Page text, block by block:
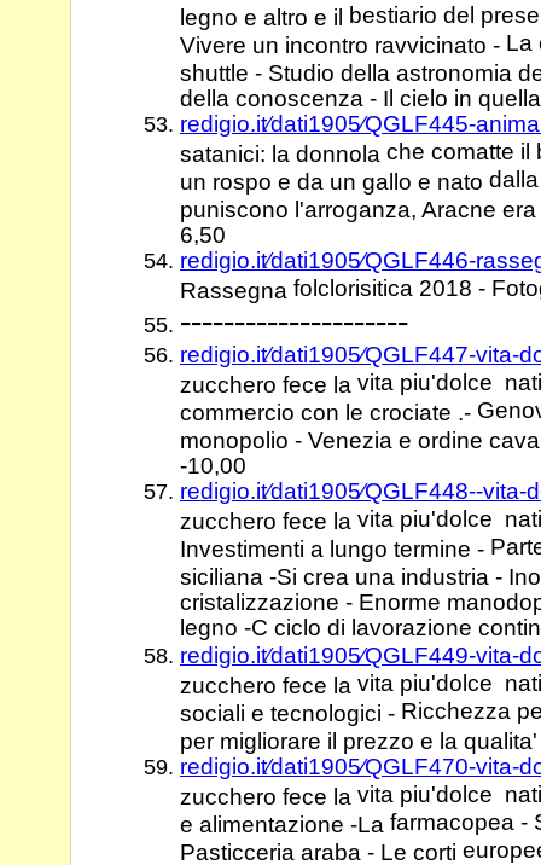
legno e altro e il bestiario del
Vivere un incontro ravvicinato - La
shuttle - Studio della astronomia
della conoscenza - Il cielo in
redigio.it⁄dati1905⁄QGLF445-
satanici: la donnola che comatte il
un rospo e da un gallo e nato
puniscono l'arroganza, Aracne
6,50
redigio.it⁄dati1905⁄QGLF446-
Rassegna folclorisitica 2018 -
---------------------
redigio.it⁄dati1905⁄QGLF447-vita-
zucchero fece la vita piu'dolce
commercio con le crociate .-
monopolio - Venezia e ordine
-10,00
redigio.it⁄dati1905⁄QGLF448--
zucchero fece la vita piu'dolce
Investimenti a lungo termine -
siciliana -Si crea una industria -
cristalizzazione - Enorme
legno -C ciclo di lavorazione
redigio.it⁄dati1905⁄QGLF449-vita-
zucchero fece la vita piu'dolce
sociali e tecnologici - Ricchezza
per migliorare il prezzo e la
redigio.it⁄dati1905⁄QGLF470-vita-
zucchero fece la vita piu'dolce
e alimentazione -La farmacopea -
Pasticceria araba - Le corti